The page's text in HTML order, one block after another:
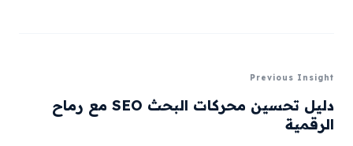
Previous Insight
دليل تحسين محركات البحث SEO مع رماح
الرقمية